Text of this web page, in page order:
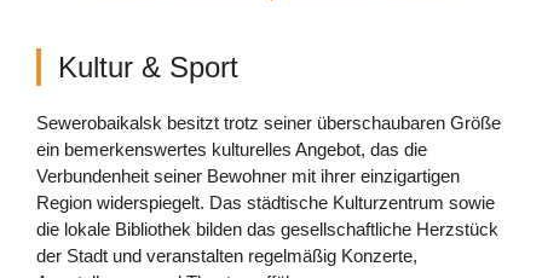
Kultur & Sport
Sewerobaikalsk besitzt trotz seiner überschaubaren Größe
ein bemerkenswertes kulturelles Angebot, das die
Verbundenheit seiner Bewohner mit ihrer einzigartigen
Region widerspiegelt. Das städtische Kulturzentrum sowie
die lokale Bibliothek bilden das gesellschaftliche Herzstück
der Stadt und veranstalten regelmäßig Konzerte,